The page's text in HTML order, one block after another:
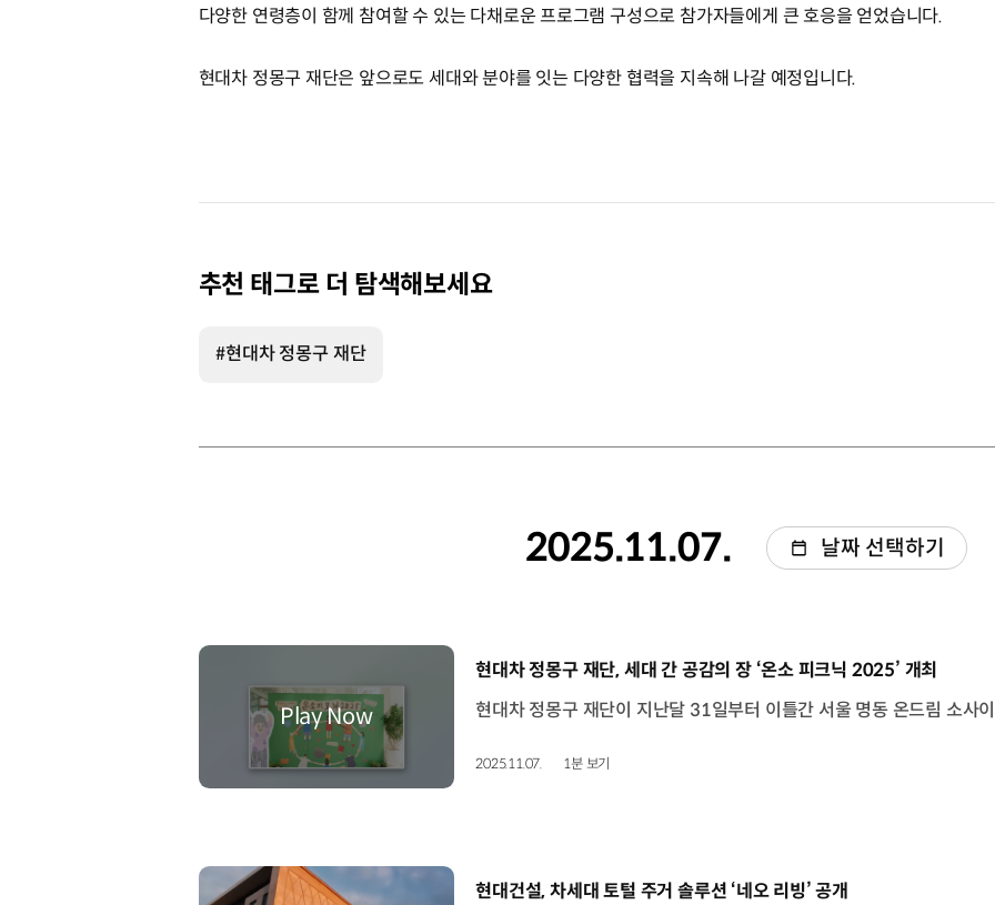
다양한 연령층이 함께 참여할 수 있는 다채로운 프로그램 구성으로 참가자들에게 큰 호응을 얻었습니다.
현대차 정몽구 재단은 앞으로도 세대와 분야를 잇는 다양한 협력을 지속해 나갈 예정입니다.
추천 태그로 더 탐색해보세요
#현대차 정몽구 재단
2025.11.07. 날짜 선택하기
[동영상]
현대차 정몽구 재단, 세대 간 공감의 장 ‘온소 피크닉 2025’ 개최
2025.11.07. 1분 보기
[동영상]
현대건설, 차세대 토털 주거 솔루션 ‘네오 리빙’ 공개